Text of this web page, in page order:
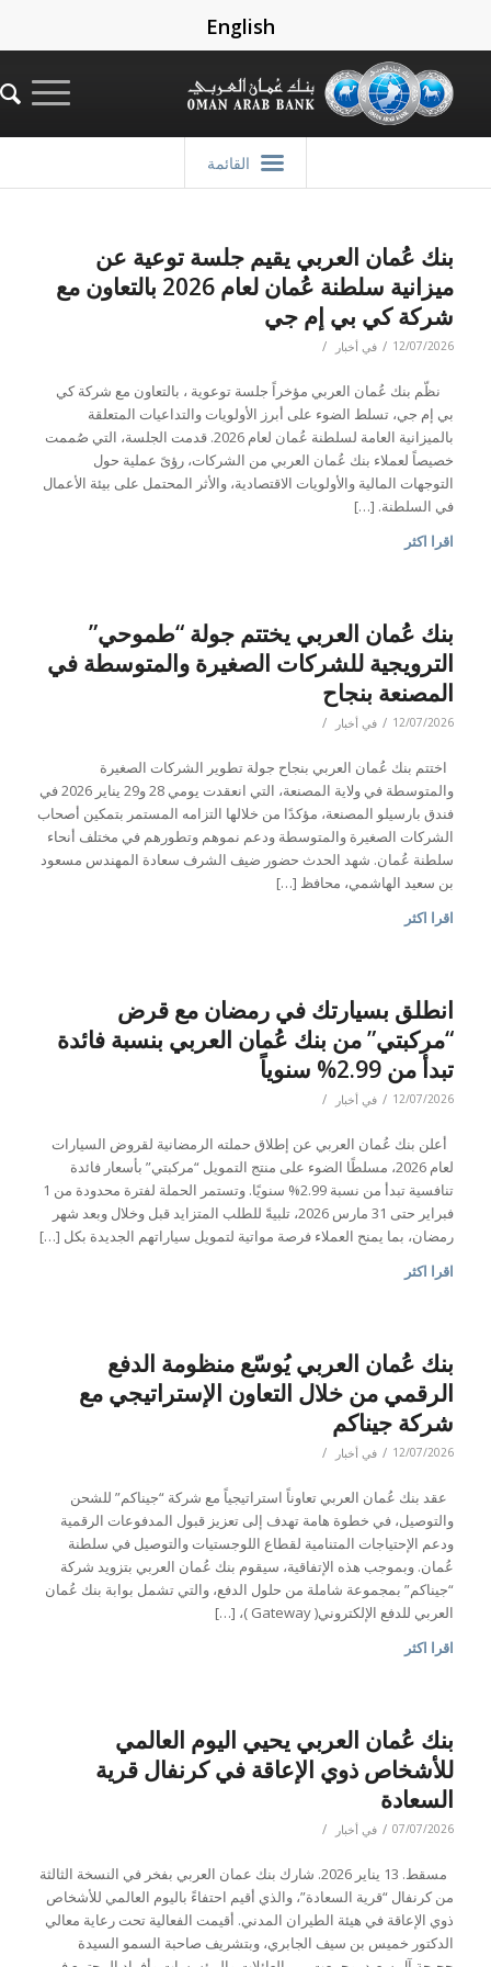
English
القائمة
بنك عُمان العربي يقيم جلسة توعية عن
ميزانية سلطنة عُمان لعام 2026 بالتعاون مع
شركة كي بي إم جي
12/07/2026
/ في أخبار /
نظّم بنك عُمان العربي مؤخراً جلسة توعوية ، بالتعاون مع شركة كي
بي إم جي، تسلط الضوء على أبرز الأولويات والتداعيات المتعلقة
بالميزانية العامة لسلطنة عُمان لعام 2026. قدمت الجلسة، التي صُممت
خصيصاً لعملاء بنك عُمان العربي من الشركات، رؤىً عملية حول
التوجهات المالية والأولويات الاقتصادية، والأثر المحتمل على بيئة الأعمال
في السلطنة. […]
اقرا اكثر
بنك عُمان العربي يختتم جولة “طموحي”
الترويجية للشركات الصغيرة والمتوسطة في
المصنعة بنجاح
12/07/2026
/ في أخبار /
اختتم بنك عُمان العربي بنجاح جولة تطوير الشركات الصغيرة
والمتوسطة في ولاية المصنعة، التي انعقدت يومي 28 و29 يناير 2026 في
فندق بارسيلو المصنعة، مؤكدًا من خلالها التزامه المستمر بتمكين أصحاب
الشركات الصغيرة والمتوسطة ودعم نموهم وتطورهم في مختلف أنحاء
سلطنة عُمان. شهد الحدث حضور ضيف الشرف سعادة المهندس مسعود
بن سعيد الهاشمي، محافظ […]
اقرا اكثر
انطلق بسيارتك في رمضان مع قرض
“مركبتي” من بنك عُمان العربي بنسبة فائدة
تبدأ من 2.99% سنوياً
12/07/2026
/ في أخبار /
أعلن بنك عُمان العربي عن إطلاق حملته الرمضانية لقروض السيارات
لعام 2026، مسلطًا الضوء على منتج التمويل “مركبتي” بأسعار فائدة
تنافسية تبدأ من نسبة 2.99% سنويًا. وتستمر الحملة لفترة محدودة من 1
فبراير حتى 31 مارس 2026، تلبيةً للطلب المتزايد قبل وخلال وبعد شهر
رمضان، بما يمنح العملاء فرصة مواتية لتمويل سياراتهم الجديدة بكل […]
اقرا اكثر
بنك عُمان العربي يُوسّع منظومة الدفع
الرقمي من خلال التعاون الإستراتيجي مع
شركة جيناكم
12/07/2026
/ في أخبار /
عقد بنك عُمان العربي تعاوناً استراتيجياً مع شركة “جيناكم” للشحن
والتوصيل، في خطوة هامة تهدف إلى تعزيز قبول المدفوعات الرقمية
ودعم الإحتياجات المتنامية لقطاع اللوجستيات والتوصيل في سلطنة
عُمان. وبموجب هذه الإتفاقية، سيقوم بنك عُمان العربي بتزويد شركة
“جيناكم” بمجموعة شاملة من حلول الدفع، والتي تشمل بوابة بنك عُمان
العربي للدفع الإلكتروني( Gateway )، […]
اقرا اكثر
بنك عُمان العربي يحيي اليوم العالمي
للأشخاص ذوي الإعاقة في كرنفال قرية
السعادة
07/07/2026
/ في أخبار /
مسقط. 13 يناير 2026. شارك بنك عمان العربي بفخر في النسخة الثالثة
من كرنفال “قرية السعادة”، والذي أقيم احتفاءً باليوم العالمي للأشخاص
ذوي الإعاقة في هيئة الطيران المدني. أقيمت الفعالية تحت رعاية معالي
الدكتور خميس بن سيف الجابري، وبتشريف صاحبة السمو السيدة